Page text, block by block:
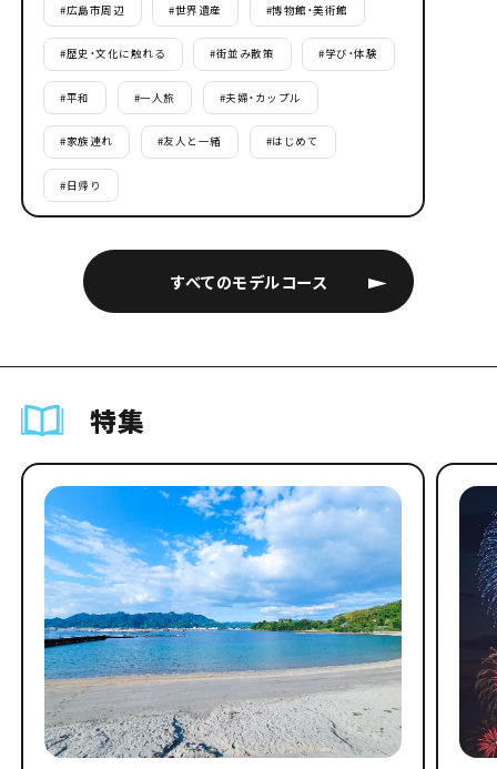
すべてのモデルコース
#広島市周辺 #世界遺産 #博物館・美術館
#歴史・文化に触れる #街並み散策 #学び・体験
#平和 #一人旅 #夫婦・カップル
#家族連れ #友人と一緒 #はじめて
#日帰り
特集